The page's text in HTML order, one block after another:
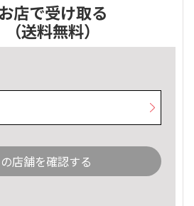
お店で受け取る
（送料無料）
店舗を確認する